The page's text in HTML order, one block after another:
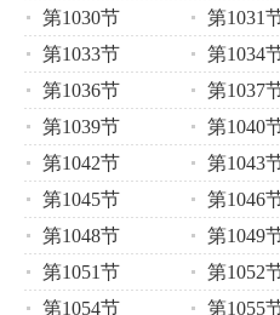
第1030节
第1031
第1033节
第1034
第1036节
第1037
第1039节
第1040
第1042节
第1043
第1045节
第1046
第1048节
第1049
第1051节
第1052
第1054节
第1055